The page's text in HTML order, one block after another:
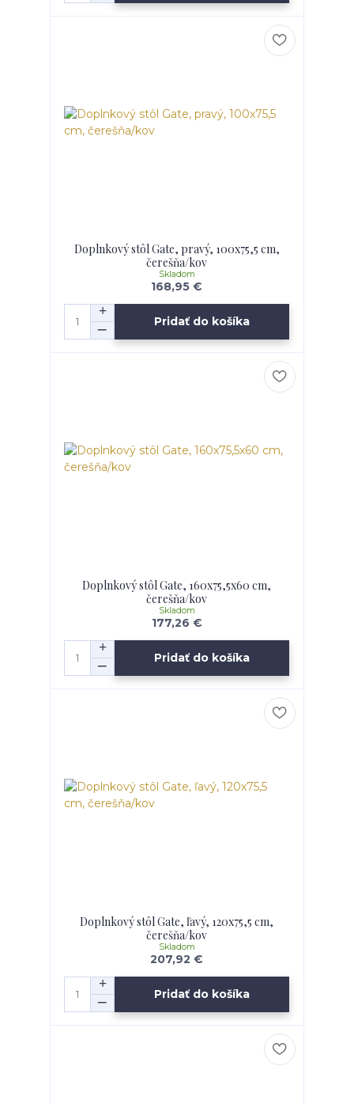
Doplnkový stôl Gate, pravý, 100x75,5 cm,
čerešňa/kov
168,95 €
Skladom
Pridať do košíka
Doplnkový stôl Gate, 160x75,5x60 cm,
čerešňa/kov
177,26 €
Skladom
Pridať do košíka
Doplnkový stôl Gate, ľavý, 120x75,5 cm,
čerešňa/kov
207,92 €
Skladom
Pridať do košíka